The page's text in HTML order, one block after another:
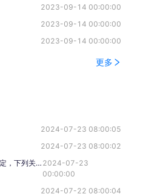
2023-09-14 00:00:00
2023-09-14 00:00:00
2023-09-14 00:00:00
更多
2024-07-23 08:00:05
2024-07-23 08:00:02
根据支付结算法律制度的规定，下列关于电子银行承兑汇票持票人向银行申请办理贴现条件的表述中，不正确的是（）。 2024-07-23
00:00:00
2024-07-22 08:00:04